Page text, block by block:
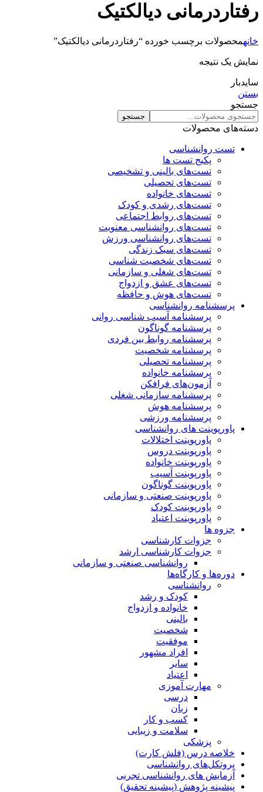
رفتاردرمانی دیالکتیک
خانهمحصولات برچسب خورده “رفتاردرمانی دیالکتیک”
نمایش یک نتیجه
سایدبار
بستن
جستجو
جستجو
دسته‌های محصولات
تست روانشناسی
پکیج تست ها
تست‌های بالینی و تشخیصی
تست‌های تحصیلی
تست‌های خانواده
تست‌های رشدی و کودک
تست‌های روابط اجتماعی
تست‌های روانشناسی معنویت
تست‌های روانشناسی ورزش
تست‌های سبک زندگی
تست‌های شخصیت شناسی
تست‌های شغلی و سازمانی
تست‌های عشق و ازدواج
تست‌های هوش و حافظه
پرسشنامه روانشناسی
پرسشنامه آسیب شناسی روانی
پرسشنامه گوناگون
پرسشنامه روابط بین فردی
پرسشنامه شخصیت
پرسشنامه تحصیلی
پرسشنامه خانواده
آزمون‌های فرافکن
پرسشنامه سازمانی شغلی
پرسشنامه هوش
پرسشنامه ورزشی
پاورپوینت های روانشناسی
پاورپوینت اختلالات
پاورپوینت دروس
پاورپوینت خانواده
پاورپوینت آسیب
پاورپوینت گوناگون
پاورپوینت صنعتی و سازمانی
پاورپوینت کودک
پاورپوینت اعتیاد
جزوه ها
جزوات کارشناسی
جزوات کارشناسی ارشد
روانشناسی صنعتی و سازمانی
دوره‌ها و کارگاه‌ها
روانشناسی
کودک و رشد
خانواده و ازدواج
بالینی
شخصیت
موفقیت
افراد مشهور
سایر
اعتیاد
مهارت آموزی
درسی
زبان
کسب و کار
سلامت و زیبایی
پزشکی
خلاصه درس (فلش کارت)
پروتکل‌های روانشناسی
آزمایش های روانشناسی تجربی
پیشینه پژوهش (پیشینه تحقیق)